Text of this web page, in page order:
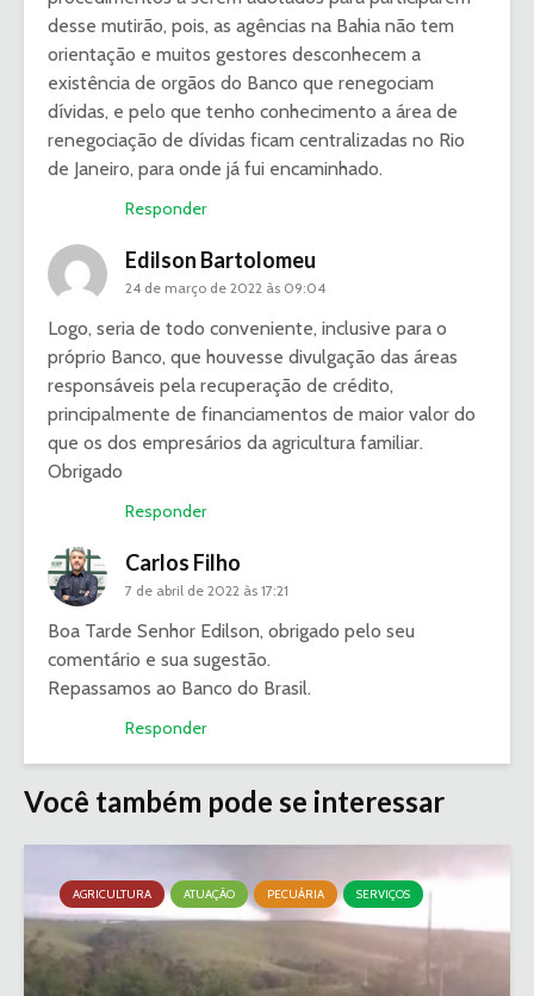
desse mutirão, pois, as agências na Bahia não tem
orientação e muitos gestores desconhecem a
existência de orgãos do Banco que renegociam
dívidas, e pelo que tenho conhecimento a área de
renegociação de dívidas ficam centralizadas no Rio
de Janeiro, para onde já fui encaminhado.
Responder
Edilson Bartolomeu
24 de março de 2022 às 09:04
Logo, seria de todo conveniente, inclusive para o
próprio Banco, que houvesse divulgação das áreas
responsáveis pela recuperação de crédito,
principalmente de financiamentos de maior valor do
que os dos empresários da agricultura familiar.
Obrigado
Responder
Carlos Filho
7 de abril de 2022 às 17:21
Boa Tarde Senhor Edilson, obrigado pelo seu
comentário e sua sugestão.
Repassamos ao Banco do Brasil.
Responder
Você também pode se interessar
AGRICULTURA ATUAÇÃO PECUÁRIA SERVIÇOS